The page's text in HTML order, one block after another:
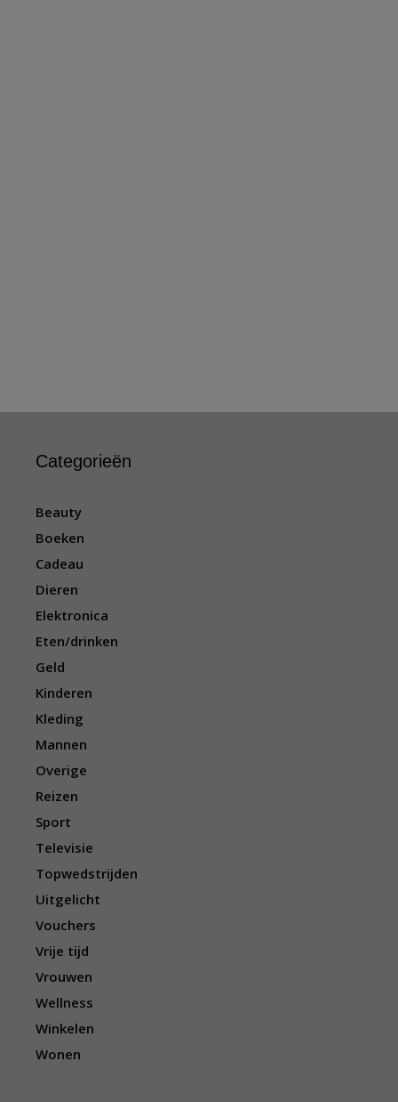
Categorieën
Beauty
Boeken
Cadeau
Dieren
Elektronica
Eten/drinken
Geld
Kinderen
Kleding
Mannen
Overige
Reizen
Sport
Televisie
Topwedstrijden
Uitgelicht
Vouchers
Vrije tijd
Vrouwen
Wellness
Winkelen
Wonen